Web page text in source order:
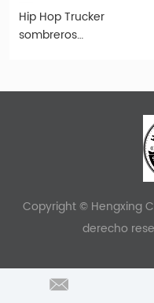
Hip Hop Trucker
sombreros
personalizada para
Copyright © Hengxing
derecho